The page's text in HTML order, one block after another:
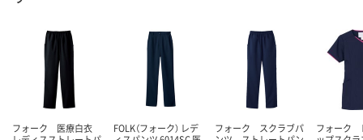
数量
カゴへ カゴへ カ
フォーク 医療白衣
FOLK（フォーク） レデ
フォーク スクラブパ
フォーク